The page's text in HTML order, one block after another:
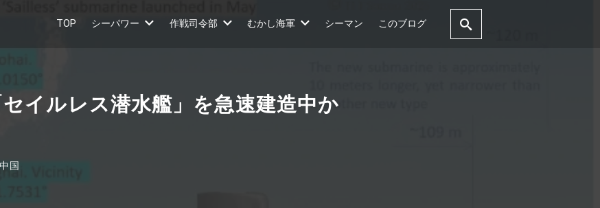
TOP シーパワー 作戦司令部 むかし海軍 シーマン このブログ
イルレス潜水艦」を急速建造中か
中国